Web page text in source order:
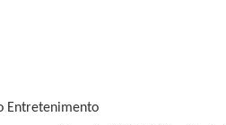
Entretenimento